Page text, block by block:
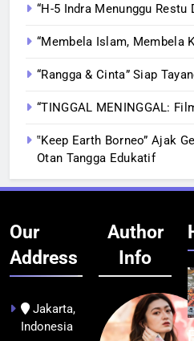
“H-5 Indra Menunggu Restu
“Membela Islam, Membela
“Rangga & Cinta” Siap
“TINGGAL MENINGGAL:
‟Keep Earth Borneo” Ajak
Otan Tangga Edukatif
Our
Address
Jakarta,
Indonesia
Author
Info
BERITA
NEWS
Kualitas
INFRASTRUKTUR
TEKNOLOGI
Indonesia